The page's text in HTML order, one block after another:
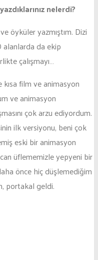
nelerdi?
öyküler yazmıştım. Dizi
alanlarda da ekip
çalışmayı…
kısa film ve animasyon
ve animasyon
çok arzu ediyordum.
ilk versiyonu, beni çok
eski bir animasyon
üflememizle yepyeni bir
önce hiç düşlemediğim
portakal geldi.